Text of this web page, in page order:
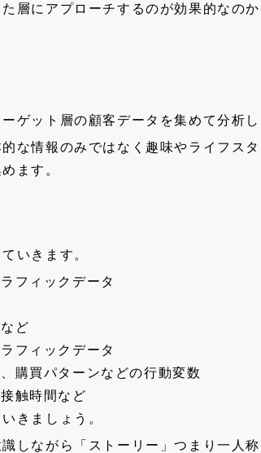
層にアプローチするのが効果的なのか
ゲット層の顧客データを集めて分析し
な情報のみではなく趣味やライフス
ます。
いきます。
フィックデータ
ど
フィックデータ
購買パターンなどの行動変数
触時間など
きましょう。
しながら「ストーリー」つまり一人